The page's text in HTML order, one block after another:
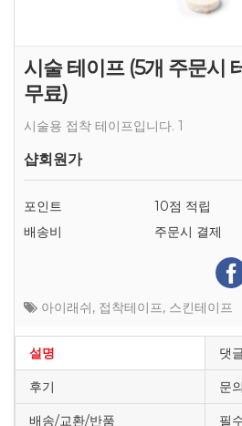
시술 테이프 (5개 주문시
무료)
시술용 접착 테이프입니다. 1
샵회원가
포인트
10점 적립
배송비
주문시 결제
아이래쉬, 접착테이프, 스킨테이프
설명 댓
후기 문의
배송/교환/반품 필